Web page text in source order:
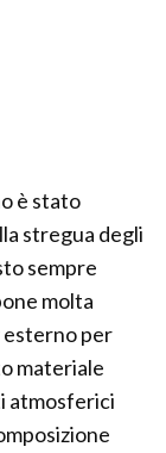
è stato
stregua degli
sempre
molta
esterno per
materiale
atmosferici